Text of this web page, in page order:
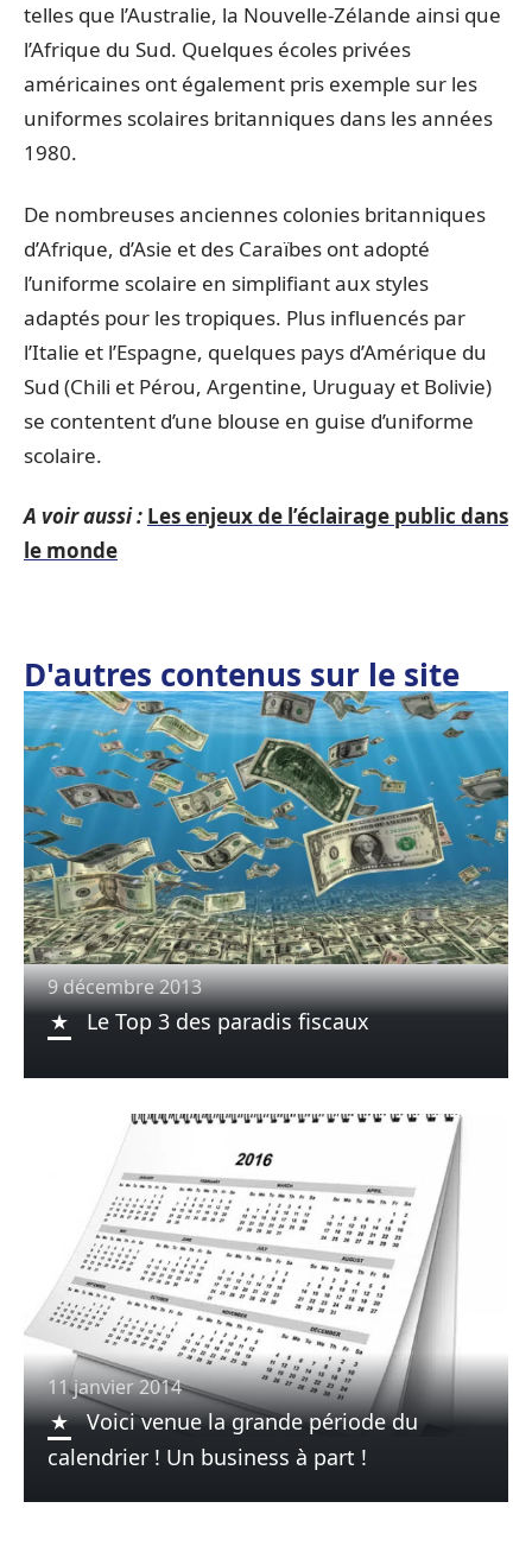
telles que l’Australie, la Nouvelle-Zélande ainsi que
l’Afrique du Sud. Quelques écoles privées
américaines ont également pris exemple sur les
uniformes scolaires britanniques dans les années
1980.
De nombreuses anciennes colonies britanniques
d’Afrique, d’Asie et des Caraïbes ont adopté
l’uniforme scolaire en simplifiant aux styles
adaptés pour les tropiques. Plus influencés par
l’Italie et l’Espagne, quelques pays d’Amérique du
Sud (Chili et Pérou, Argentine, Uruguay et Bolivie)
se contentent d’une blouse en guise d’uniforme
scolaire.
A voir aussi : Les enjeux de l’éclairage public dans
le monde
D'autres contenus sur le site
9 décembre 2013
Le Top 3 des paradis fiscaux
11 janvier 2014
Voici venue la grande période du
calendrier ! Un business à part !